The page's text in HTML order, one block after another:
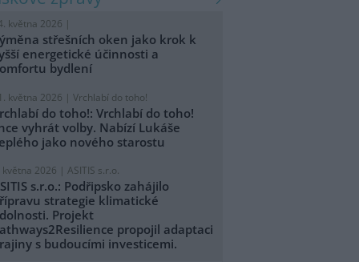
května 2026 |
střešních oken jako krok k
energetické účinnosti a
bydlení
května 2026 | Vrchlabí do toho!
do toho!: Vrchlabí do toho!
vyhrát volby. Nabízí Lukáše
jako nového starostu
května 2026 | ASITIS s.r.o.
s.r.o.: Podřipsko zahájilo
strategie klimatické
Projekt
propojil adaptaci
s budoucími investicemi.